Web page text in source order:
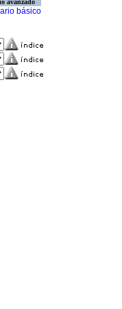
avanzado
básico